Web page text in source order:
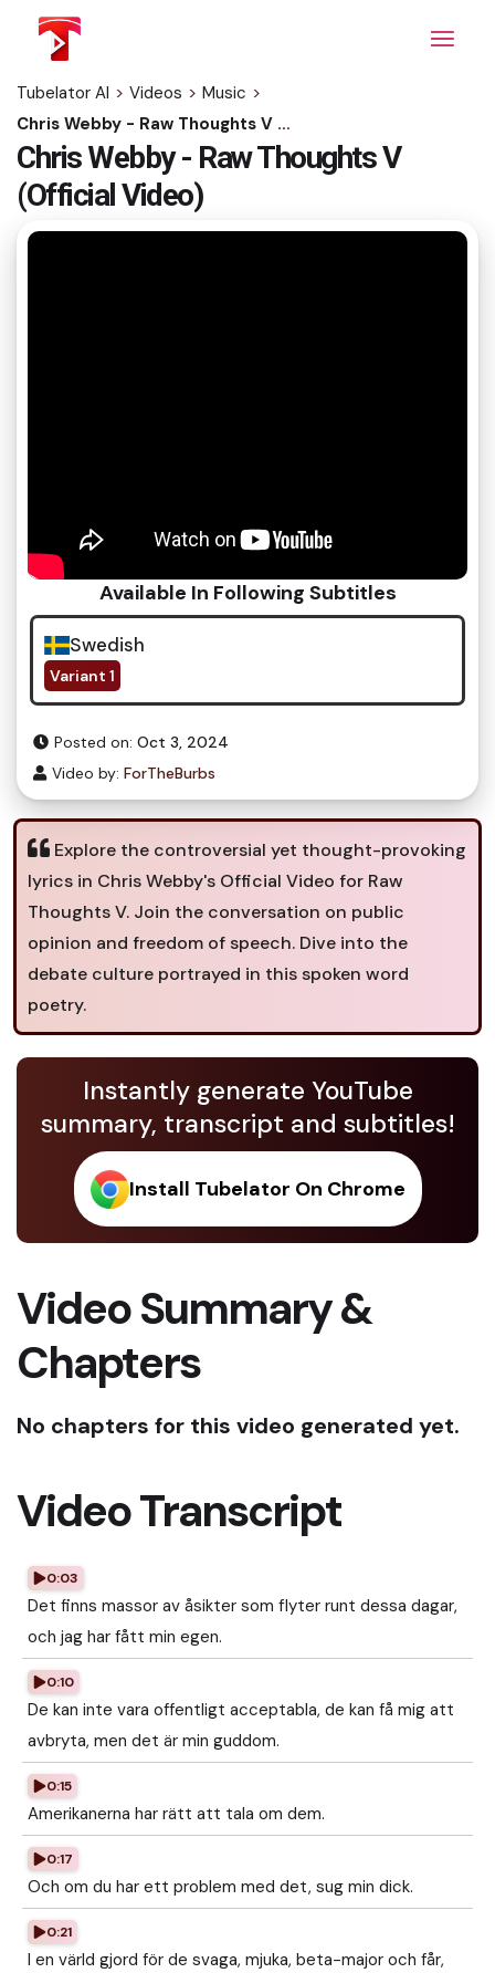
content
Tubelator AI > Videos > Music >
Chris Webby - Raw Thoughts V (Official Video)
Chris Webby - Raw Thoughts V
(Official Video)
Available In Following Subtitles
Swedish
Variant 1
Posted on: Oct 3, 2024
Video by: ForTheBurbs
Explore the controversial yet thought-provoking
lyrics in Chris Webby's Official Video for Raw
Thoughts V. Join the conversation on public
opinion and freedom of speech. Dive into the
debate culture portrayed in this spoken word
poetry.
Instantly generate YouTube
summary, transcript and subtitles!
Install Tubelator On Chrome
Video Summary &
Chapters
No chapters for this video generated yet.
Video Transcript
0:03
Det finns massor av åsikter som flyter runt dessa dagar,
och jag har fått min egen.
0:10
De kan inte vara offentligt acceptabla, de kan få mig att
avbryta, men det är min guddom.
0:15
Amerikanerna har rätt att tala om dem.
0:17
Och om du har ett problem med det, sug min dick.
0:21
I en värld gjord för de svaga, mjuka, beta-major och får,